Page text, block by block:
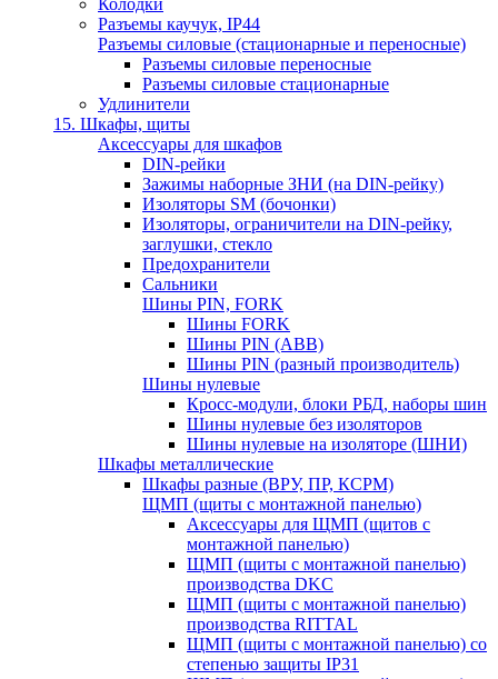
Колодки
Разъемы каучук, IP44
Разъемы силовые (стационарные и переносные)
Разъемы силовые переносные
Разъемы силовые стационарные
Удлинители
15. Шкафы, щиты
Аксессуары для шкафов
DIN-рейки
Зажимы наборные ЗНИ (на DIN-рейку)
Изоляторы SM (бочонки)
Изоляторы, ограничители на DIN-рейку,
заглушки, стекло
Предохранители
Сальники
Шины PIN, FORK
Шины FORK
Шины PIN (АВВ)
Шины PIN (разный производитель)
Шины нулевые
Кросс-модули, блоки РБД, наборы шин
Шины нулевые без изоляторов
Шины нулевые на изоляторе (ШНИ)
Шкафы металлические
Шкафы разные (ВРУ, ПР, КСРМ)
ЩМП (щиты с монтажной панелью)
Аксессуары для ЩМП (щитов с
монтажной панелью)
ЩМП (щиты с монтажной панелью)
производства DKC
ЩМП (щиты с монтажной панелью)
производства RITTAL
ЩМП (щиты с монтажной панелью) со
степенью защиты IP31